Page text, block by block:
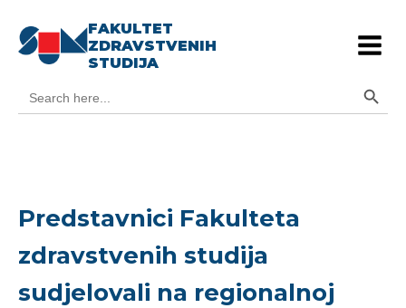
FAKULTET
ZDRAVSTVENIH
STUDIJA
for:
Predstavnici Fakulteta
zdravstvenih studija
sudjelovali na regionalnoj